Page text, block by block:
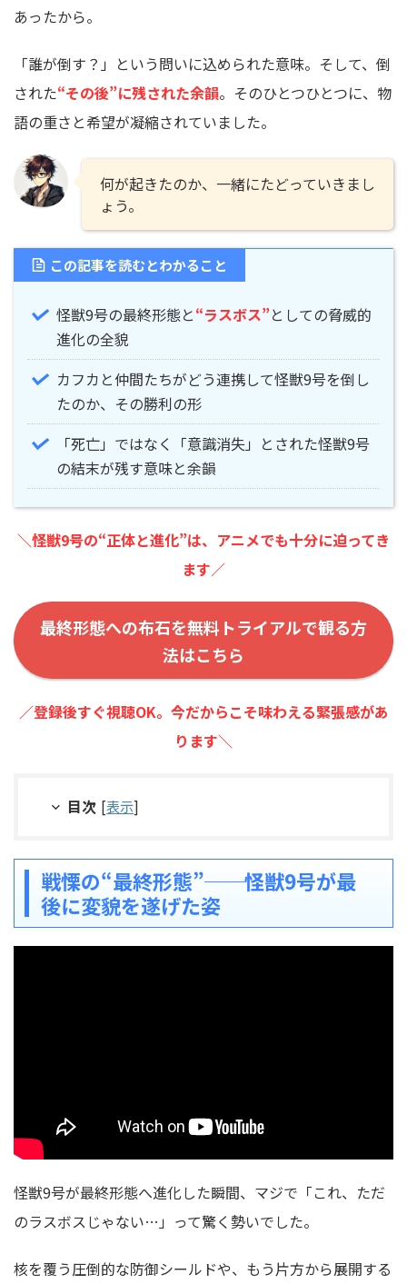
あったから。
「誰が倒す？」という問いに込められた意味。そして、倒
された“その後”に残された余韻。そのひとつひとつに、物
語の重さと希望が凝縮されていました。
何が起きたのか、一緒にたどっていきまし
ょう。
この記事を読むとわかること
怪獣9号の最終形態と“ラスボス”としての脅威的
進化の全貌
カフカと仲間たちがどう連携して怪獣9号を倒し
たのか、その勝利の形
「死亡」ではなく「意識消失」とされた怪獣9号
の結末が残す意味と余韻
＼怪獣9号の“正体と進化”は、アニメでも十分に迫ってき
ます／
最終形態への布石を無料トライアルで観る方
法はこちら
／登録後すぐ視聴OK。今だからこそ味わえる緊張感があ
ります＼
目次 [表示]
戦慄の“最終形態”──怪獣9号が最
後に変貌を遂げた姿
怪獣9号が最終形態へ進化した瞬間、マジで「これ、ただ
のラスボスじゃない…」って驚く勢いでした。
核を覆う圧倒的な防御シールドや、もう片方から展開する